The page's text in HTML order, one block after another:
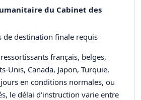
du Cabinet des
de destination finale requis
français, belges,
Unis, Canada, Japon, Turquie,
en conditions normales, ou
le délai d'instruction varie entre